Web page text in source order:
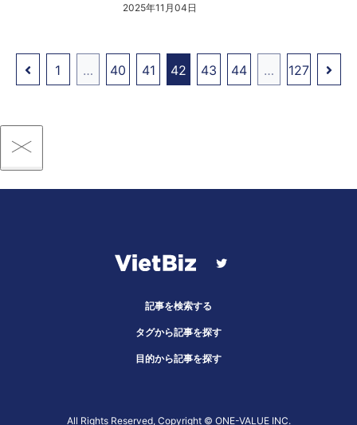
2025年11月04日
1 … 40 41 42 43 44 … 127
記事を検索する
タグから記事を探す
目的から記事を探す
All Rights Reserved, Copyright ©︎ ONE-VALUE INC.